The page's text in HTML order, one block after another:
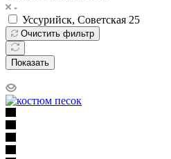
Уссурийск, Советская 25
Очистить фильтр
Показать